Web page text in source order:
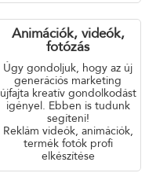
Animációk, videók,
fotózás
Úgy gondoljuk, hogy az új
generációs marketing
újfajta kreatív gondolkodást
igényel. Ebben is tudunk
segíteni!
Reklám videók, animációk,
termék fotók profi
elkészítése